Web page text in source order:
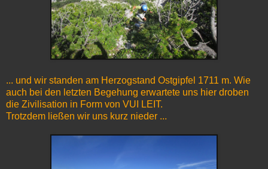
... und wir standen am Herzogstand Ostgipfel 1711 m. Wie
auch bei den letzten Begehung erwartete uns hier droben
die Zivilisation in Form von VUI LEIT.
Trotzdem ließen wir uns kurz nieder ...